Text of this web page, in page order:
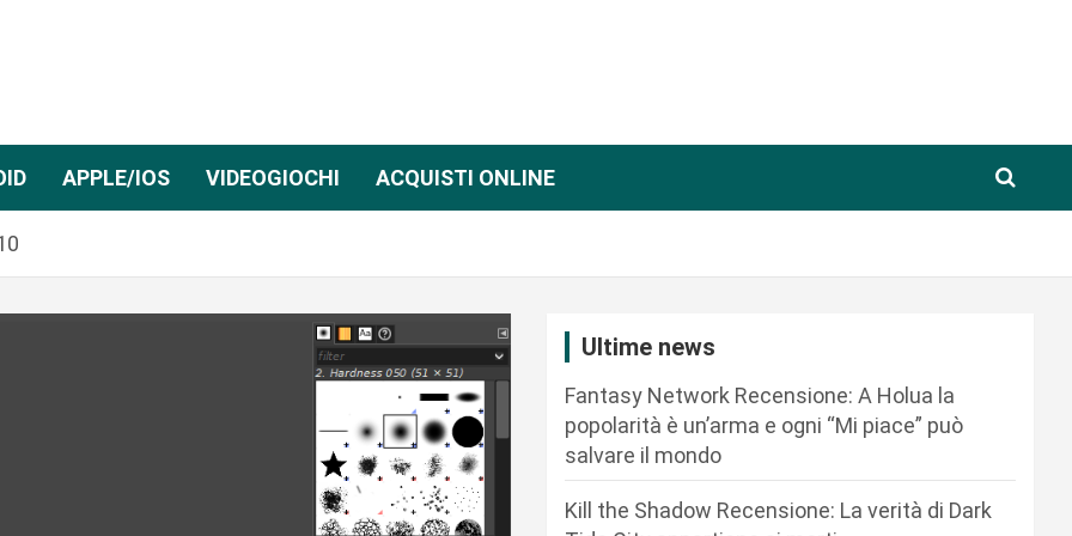
APPLE/IOS VIDEOGIOCHI ACQUISTI ONLINE
Ultime news
Fantasy Network Recensione: A Holua la
popolarità è un’arma e ogni “Mi piace” può
salvare il mondo
Kill the Shadow Recensione: La verità di Dark